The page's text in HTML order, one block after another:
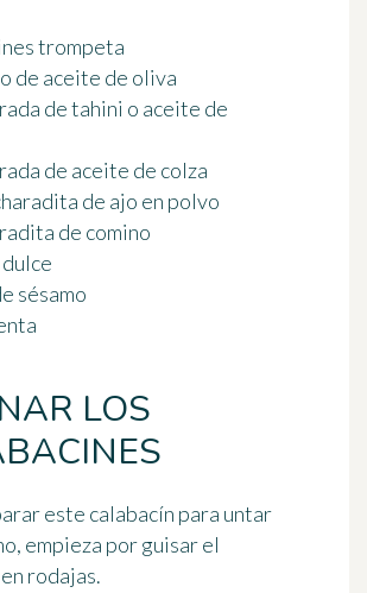
trompeta
de aceite de oliva
de tahini o aceite de
de aceite de colza
de ajo en polvo
de comino
sésamo
LOS
este calabacín para untar
empieza por guisar el
rodajas.